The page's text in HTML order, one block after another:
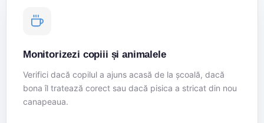
Monitorizezi copiii și animalele
Verifici dacă copilul a ajuns acasă de la școală, dacă
bona îl tratează corect sau dacă pisica a stricat din nou
canapeaua.